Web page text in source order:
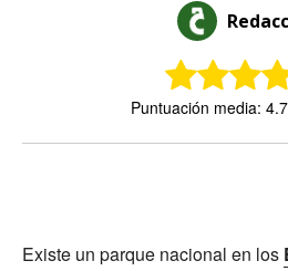
Puntuación media:
Existe un parque nacional en los